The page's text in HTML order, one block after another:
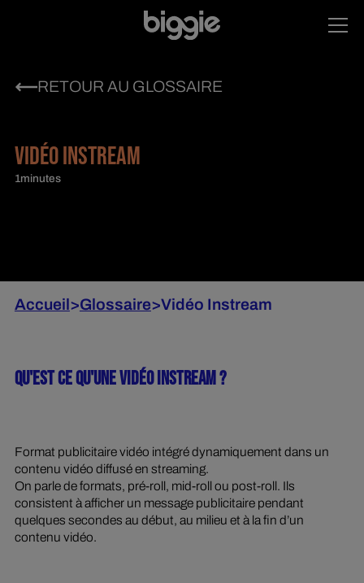
RETOUR AU GLOSSAIRE
VIDÉO INSTREAM
1minutes
Accueil >Glossaire>Vidéo Instream
QU'EST CE QU'UNE VIDÉO INSTREAM ?
Format publicitaire vidéo intégré dynamiquement dans un
contenu vidéo diffusé en streaming.
On parle de formats, pré-roll, mid-roll ou post-roll. Ils
consistent à afficher un message publicitaire pendant
quelques secondes au début, au milieu et à la fin d’un
contenu vidéo.